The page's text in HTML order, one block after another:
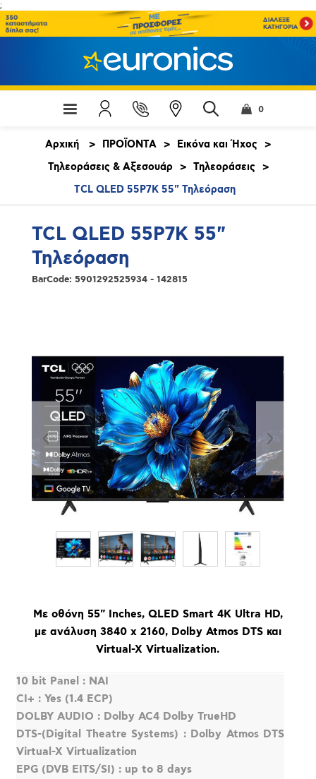
;
0
Αρχική > ΠΡΟΪΟΝΤΑ > Εικόνα και Ήχος
>
Τηλεοράσεις & Αξεσουάρ
> Τηλεοράσεις
>
TCL QLED 55P7K 55" Τηλεόραση
TCL QLED 55P7K 55"
Τηλεόραση
BarCode: 5901292525934 - 142815
Με οθόνη 55" Inches, QLED Smart 4K Ultra HD,
με ανάλυση 3840 x 2160, Dolby Atmos DTS και
Virtual-X Virtualization.
10 bit Panel : ΝΑΙ
CI+ : Yes (1.4 ECP)
DOLBY AUDIO : Dolby AC4 Dolby TrueHD
DTS-(Digital Theatre Systems) : Dolby Atmos DTS
Virtual-X Virtualization
EPG (DVB EITS/SI) : up to 8 days